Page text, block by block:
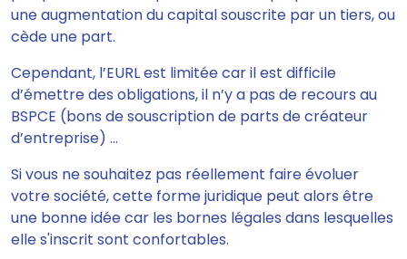
une augmentation du capital souscrite par un tiers, ou
cède une part.
Cependant, l’EURL est limitée car il est difficile
d’émettre des obligations, il n’y a pas de recours au
BSPCE (bons de souscription de parts de créateur
d’entreprise) ...
Si vous ne souhaitez pas réellement faire évoluer
votre société, cette forme juridique peut alors être
une bonne idée car les bornes légales dans lesquelles
elle s'inscrit sont confortables.